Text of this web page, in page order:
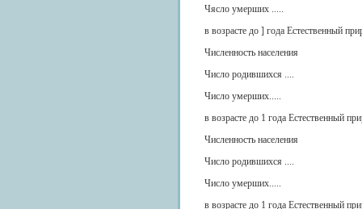
Чясло умерших .....
в возрасте до ] года Естественный
Численность населения
Число родившихся ....
Число умерших.....
в возрасте до 1 года Естественный
Численность населения
Число родившихся ....
Число умерших.....
в возрасте до 1 года Естественный